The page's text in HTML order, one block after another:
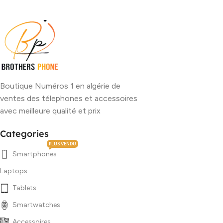
Boutique Numéros 1 en algérie de
ventes des télephones et accessoires
avec meilleure qualité et prix
Categories
Smartphones
PLUS VENDU
Laptops
Tablets
Smartwatches